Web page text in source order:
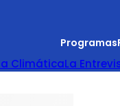
Programas
ClimáticaLa